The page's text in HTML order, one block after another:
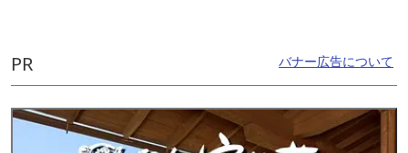
PR バナー広告について